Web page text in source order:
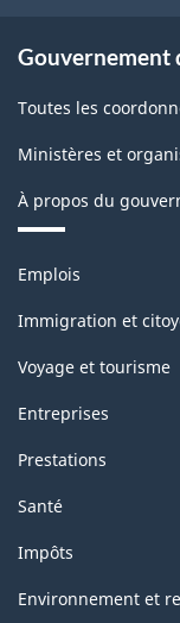
Gouvernement
Toutes les
Ministères et
À propos du
Thèmes
sujets
Emplois
Immigration et
Voyage et tourisme
Entreprises
Prestations
Santé
Impôts
Environnement et